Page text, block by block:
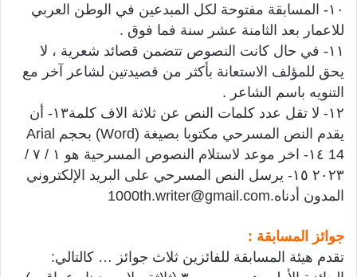
١٠- المسابقة مفتوحة لكل المبدعين في الوطن العربي
للاعمار بعد الثامنة عشر سنة فما فوق .
١١- في حال كانت النصوص تتضمن قصائد شعرية ، لا
يحق للمؤلف الاستعانة بأكثر من قصيدتين لشاعر آخر مع
التنويه باسم الشاعر .
١٢- لا تقل عدد كلمات النص عن ثلاثة الاف كلمة١٣- أن
يقدم النص المسرحي مكتوبا بصيغة (Word) بحجم Arial
14 ١٤- اخر موعد لاستلام النصوص المسرحية هو ١ / ٧ /
٢٠٢٣ ١٥- يرسل النص المسرحي على البريد الإلكتروني
المدون أدناه.1000th.writer@gmail.com
جوائز المسابقة :
تقدم هيئة المسابقة للفائزين ثلاث جوائز … كالتالي: